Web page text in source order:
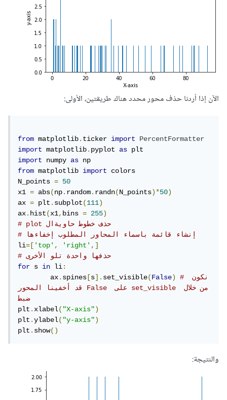
الآن إذا أردنا حذف محور محدد هناك طريقتين، الأولى:
from matplotlib.ticker import
PercentFormatter
import matplotlib.pyplot as
import
numpy as
from matplotlib import
colors
N_points =
50
x1 = abs(np.random.randn(N_points)*50)
ax = plt.subplot(111)
ax.hist(x1,bins = 255)
# إنشاء قائمة باسماء المحاور المطلوب إخفاءها
li=['top', 'right',]
# حذفها واحدة تلو الأخرى
for s in li:
	ax
.spines [s].set_visible(False)
# نكون
قد أخفينا المحور False  على set_visible من خلال
plt.xlabel("X-axis")
plt.ylabel("y-axis")
plt.show()
والنتيجة: